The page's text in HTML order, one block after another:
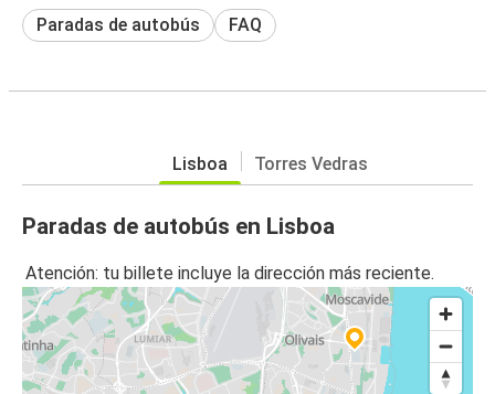
Paradas de autobús FAQ
Lisboa Torres Vedras
Paradas de autobús en Lisboa
Atención: tu billete incluye la dirección más reciente.